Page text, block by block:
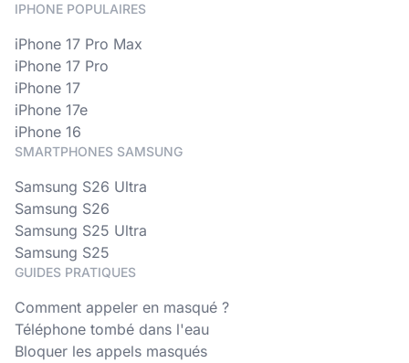
IPHONE POPULAIRES
iPhone 17 Pro Max
iPhone 17 Pro
iPhone 17
iPhone 17e
iPhone 16
SMARTPHONES SAMSUNG
Samsung S26 Ultra
Samsung S26
Samsung S25 Ultra
Samsung S25
GUIDES PRATIQUES
Comment appeler en masqué ?
Téléphone tombé dans l'eau
Bloquer les appels masqués